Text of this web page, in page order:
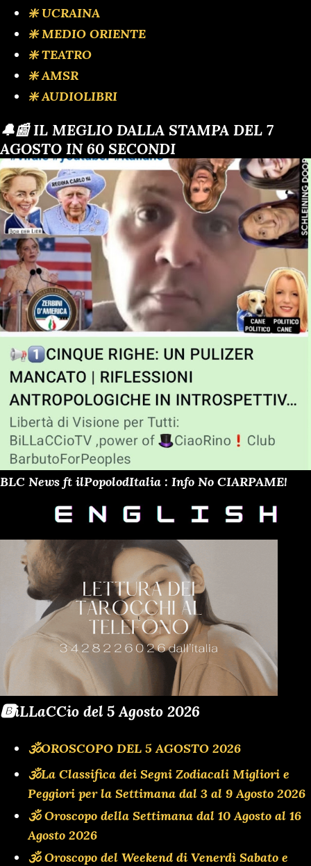
❇️ UCRAINA
❇️ MEDIO ORIENTE
❇️ TEATRO
❇️ AMSR
❇️ AUDIOLIBRI
🔔📰 IL MEGLIO DALLA STAMPA DEL 7
AGOSTO IN 60 SECONDI
BLC News ft ilPopolodItalia : Info No CIARPAME!
🅱️iLLaCCio del 5 Agosto 2026
🕉OROSCOPO DEL 5 AGOSTO 2026
🕉La Classifica dei Segni Zodiacali Migliori e
Peggiori per la Settimana dal 3 al 9 Agosto 2026
🕉 Oroscopo della Settimana dal 10 Agosto al 16
Agosto 2026
🕉 Oroscopo del Weekend di Venerdì Sabato e